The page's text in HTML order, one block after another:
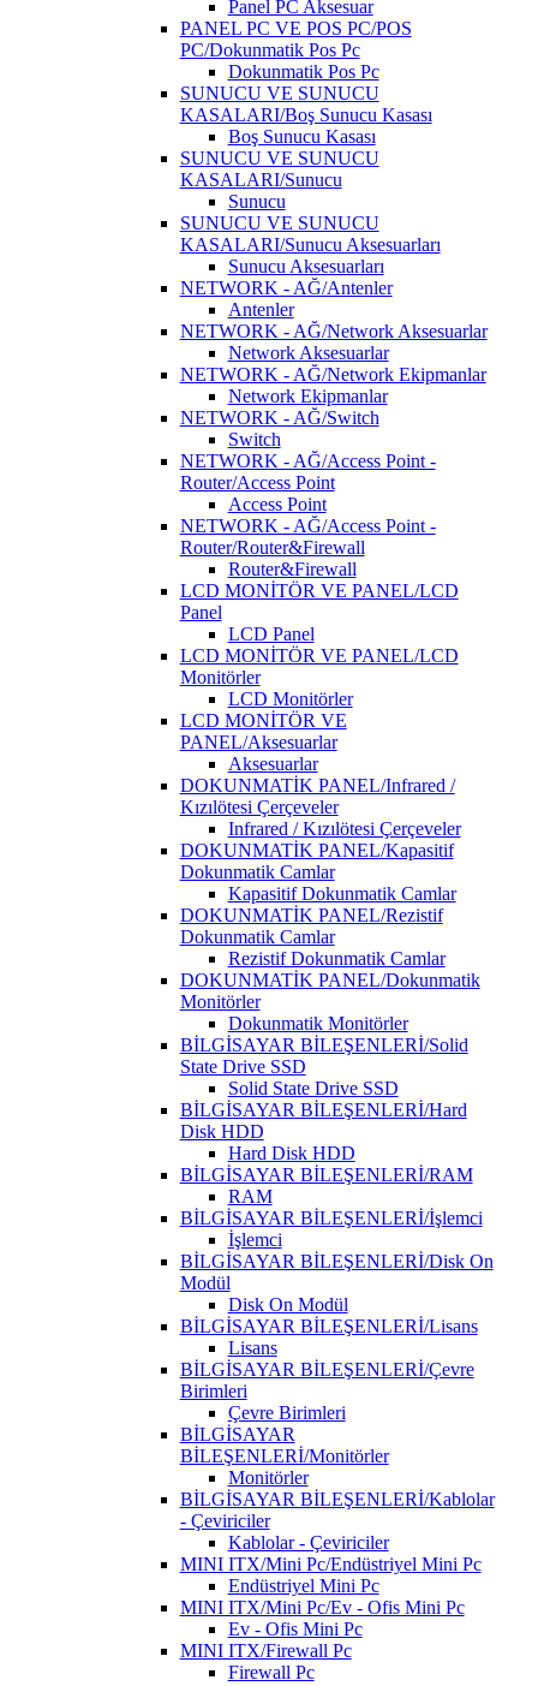
Panel PC Aksesuar
PANEL PC VE POS PC/POS
PC/Dokunmatik Pos Pc
Dokunmatik Pos Pc
SUNUCU VE SUNUCU
KASALARI/Boş Sunucu Kasası
Boş Sunucu Kasası
SUNUCU VE SUNUCU
KASALARI/Sunucu
Sunucu
SUNUCU VE SUNUCU
KASALARI/Sunucu Aksesuarları
Sunucu Aksesuarları
NETWORK - AĞ/Antenler
Antenler
NETWORK - AĞ/Network Aksesuarlar
Network Aksesuarlar
NETWORK - AĞ/Network Ekipmanlar
Network Ekipmanlar
NETWORK - AĞ/Switch
Switch
NETWORK - AĞ/Access Point -
Router/Access Point
Access Point
NETWORK - AĞ/Access Point -
Router/Router&Firewall
Router&Firewall
LCD MONİTÖR VE PANEL/LCD
Panel
LCD Panel
LCD MONİTÖR VE PANEL/LCD
Monitörler
LCD Monitörler
LCD MONİTÖR VE
PANEL/Aksesuarlar
Aksesuarlar
DOKUNMATİK PANEL/Infrared /
Kızılötesi Çerçeveler
Infrared / Kızılötesi Çerçeveler
DOKUNMATİK PANEL/Kapasitif
Dokunmatik Camlar
Kapasitif Dokunmatik Camlar
DOKUNMATİK PANEL/Rezistif
Dokunmatik Camlar
Rezistif Dokunmatik Camlar
DOKUNMATİK PANEL/Dokunmatik
Monitörler
Dokunmatik Monitörler
BİLGİSAYAR BİLEŞENLERİ/Solid
State Drive SSD
Solid State Drive SSD
BİLGİSAYAR BİLEŞENLERİ/Hard
Disk HDD
Hard Disk HDD
BİLGİSAYAR BİLEŞENLERİ/RAM
RAM
BİLGİSAYAR BİLEŞENLERİ/İşlemci
İşlemci
BİLGİSAYAR BİLEŞENLERİ/Disk On
Modül
Disk On Modül
BİLGİSAYAR BİLEŞENLERİ/Lisans
Lisans
BİLGİSAYAR BİLEŞENLERİ/Çevre
Birimleri
Çevre Birimleri
BİLGİSAYAR
BİLEŞENLERİ/Monitörler
Monitörler
BİLGİSAYAR BİLEŞENLERİ/Kablolar
- Çeviriciler
Kablolar - Çeviriciler
MINI ITX/Mini Pc/Endüstriyel Mini Pc
Endüstriyel Mini Pc
MINI ITX/Mini Pc/Ev - Ofis Mini Pc
Ev - Ofis Mini Pc
MINI ITX/Firewall Pc
Firewall Pc